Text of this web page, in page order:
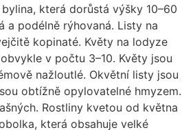
která dorůstá výšky 10–60
a podélně rýhovaná. Listy na
kopinaté. Květy na lodyze
v počtu 3–10. Květy jsou
nažloutlé. Okvětní listy jsou
obtížně opylovatelné hmyzem.
Rostliny kvetou od května
která obsahuje velké